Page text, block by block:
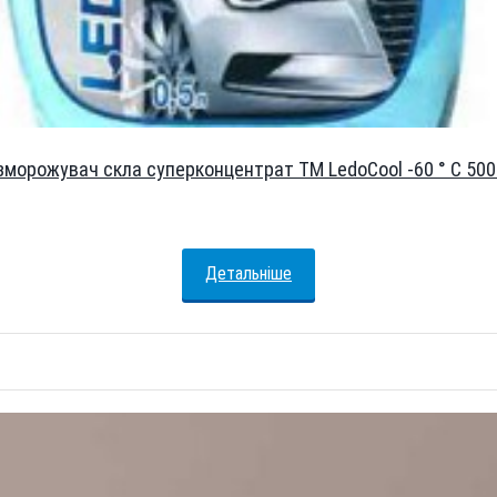
скла суперконцентрат ТМ LedoCool -60 ° C
Детальніше